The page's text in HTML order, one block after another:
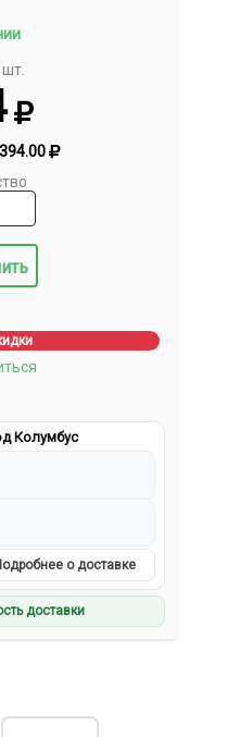
шт.
394.00
Колумбус
о доставке
доставки